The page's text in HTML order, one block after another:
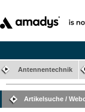
Antennentechnik
Artikelsuche /